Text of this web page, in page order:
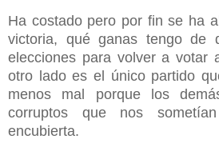
Ha costado pero por fin se ha
victoria, qué ganas tengo de
elecciones para volver a votar
otro lado es el único partido
menos mal porque los
corruptos que nos
encubierta.